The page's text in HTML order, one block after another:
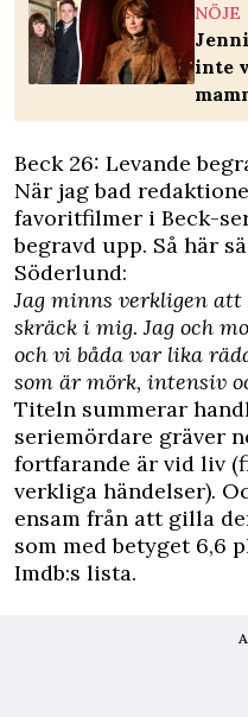
NÖJE
inte
Beck 26: Levande
När jag bad
favoritfilmer i Beck-
begravd upp. Så här
Söderlund:
Jag minns verkligen att
skräck i mig. Jag och
och vi båda var lika
som är mörk, intensiv
Titeln summerar
seriemördare gräver
fortfarande är vid liv
verkliga händelser).
ensam från att gilla
som med betyget 6,6
Imdb:s lista.